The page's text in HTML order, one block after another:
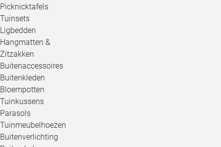
Picknicktafels
Tuinsets
Ligbedden
Hangmatten &
Zitzakken
Buitenaccessoires
Buitenkleden
Bloempotten
Tuinkussens
Parasols
Tuinmeubelhoezen
Buitenverlichting